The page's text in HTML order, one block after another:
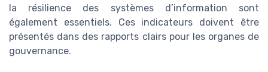
la résilience des systèmes d’information sont
également essentiels. Ces indicateurs doivent être
présentés dans des rapports clairs pour les organes de
gouvernance.